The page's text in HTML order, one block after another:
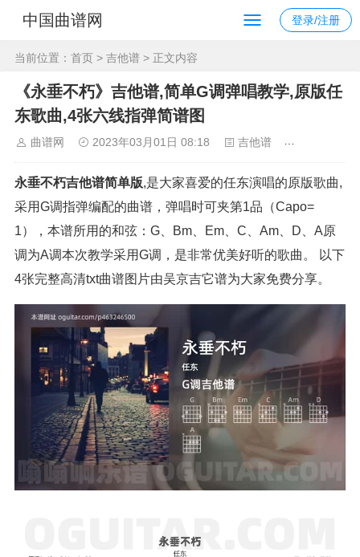
中国曲谱网 登录/注册
当前位置： 首页 > 吉他谱 > 正文内容
《永垂不朽》吉他谱,简单G调弹唱教学,原版任
东歌曲,4张六线指弹简谱图
曲谱网 2023年03月01日 08:18 吉他谱
永垂不朽吉他谱简单版,是大家喜爱的任东演唱的原版歌曲,
采用G调指弹编配的曲谱，弹唱时可夹第1品（Capo=
1），本谱所用的和弦：G、Bm、Em、C、Am、D、A原
调为A调本次教学采用G调，是非常优美好听的歌曲。 以下
4张完整高清txt曲谱图片由吴京吉它谱为大家免费分享。